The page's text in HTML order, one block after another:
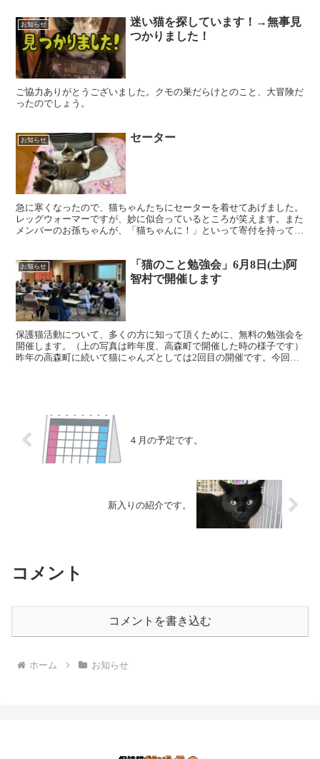
お知らせ
迷い猫を探しています！→無事見
つかりました！
ご協力ありがとうございました。クモの巣だらけとのこと、大冒険だ
ったのでしょう。
お知らせ セーター
急に寒くなったので、猫ちゃんたちにセーターを着せてあげました。
レッグウォーマーですが、妙に似合っているところが笑えます。また
メンバーのお孫ちゃんが、「猫ちゃんに！」といって寄付を持って来
お知らせ
「猫のこと勉強会」6月8日(土)阿
智村で開催します
保護猫活動について、多くの方に知って頂くために、無料の勉強会を
開催します。（上の写真は昨年度、高森町で開催した時の様子です）
昨年の高森町に続いて猫にゃんズとしては2回目の開催です。今回は
４月の予定です。
新入りの紹介です。
コメント
コメントを書き込む
ホーム お知らせ